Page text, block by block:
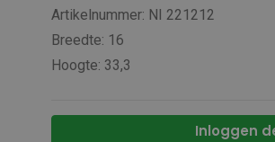
Artikelnummer: NI 221212
Breedte: 16
Hoogte: 33,3
Inloggen